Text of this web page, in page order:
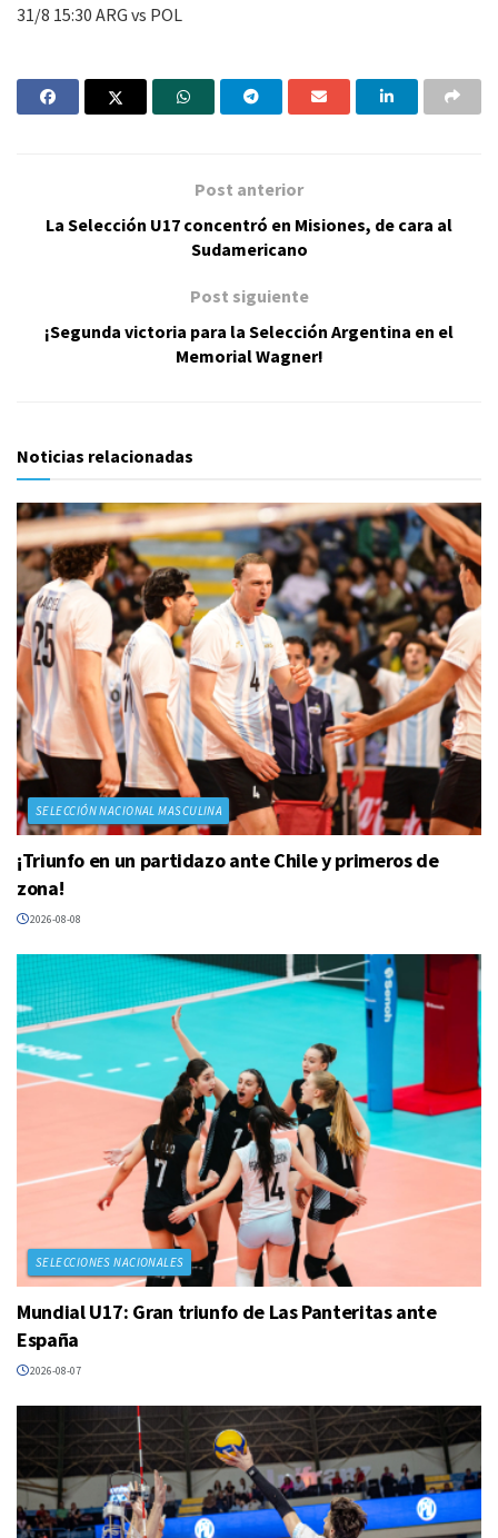
31/8 15:30 ARG vs POL
Post anterior
La Selección U17 concentró en Misiones, de cara al
Sudamericano
Post siguiente
¡Segunda victoria para la Selección Argentina en el
Memorial Wagner!
Noticias relacionadas
SELECCIÓN NACIONAL MASCULINA
¡Triunfo en un partidazo ante Chile y primeros de
zona!
2026-08-08
SELECCIONES NACIONALES
Mundial U17: Gran triunfo de Las Panteritas ante
España
2026-08-07